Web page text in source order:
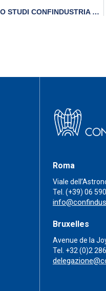
CONGIUNTURA FLASH CENTRO STUDI CONFINDUSTRIA | 26 GENNAIO 2026
Roma
Viale
Tel. (+39) 06
Bruxelles
Avenue de la
Tel. +32 (0)2